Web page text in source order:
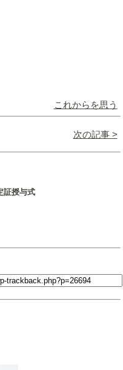
これからを思う
次の記事 >
証授与式